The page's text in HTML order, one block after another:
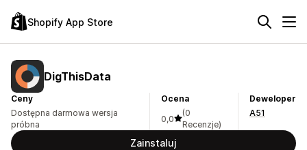
Shopify App Store
DigThisData
Ceny
Dostępna darmowa wersja
próbna
Ocena
0,0
(0
Recenzje)
Deweloper
A51
Zainstaluj